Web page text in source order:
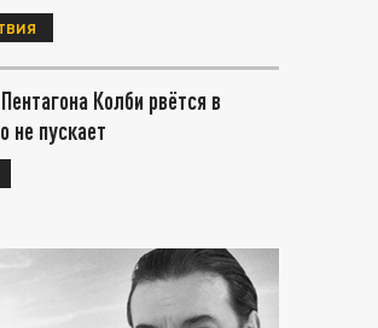
Колби рвётся в
не пускает